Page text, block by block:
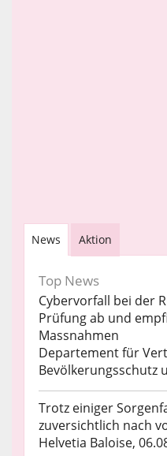
News Aktion
Top News
Cybervorfall bei der
Prüfung ab und
Massnahmen
Departement für
Bevölkerungsschutz
Trotz einiger
zuversichtlich nach
Helvetia Baloise,